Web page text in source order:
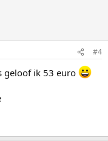
#4
geloof ik 53 euro